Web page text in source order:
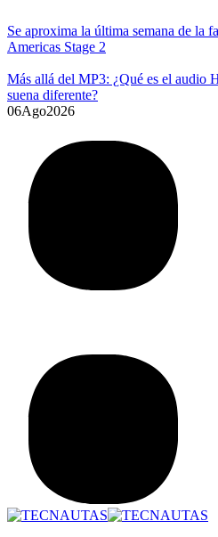
Se aproxima la última semana de la
Americas Stage 2
Más allá del MP3: ¿Qué es el audio
suena diferente?
06Ago2026